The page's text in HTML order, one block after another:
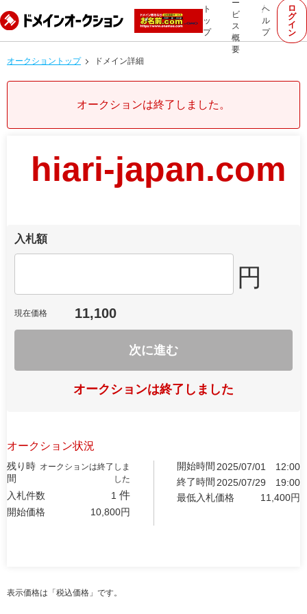
ト
ッ
プ
ー
ビ
ス
概
要
ヘ
ル
プ
ロ
グ
イ
ン
オークショントップ ドメイン詳細
オークションは終了しました。
hiari-japan.com
入札額
円
現在価格 11,100
次に進む
オークションは終了しました
オークション状況
残り時
間
オークションは終了しま
した
入札件数 1 件
開始価格 10,800円
開始時間 2025/07/01
12:00
終了時間 2025/07/29
19:00
最低入札価格
11,400円
表示価格は「税込価格」です。